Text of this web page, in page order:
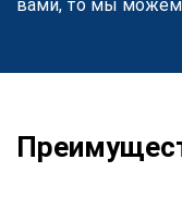
вами, то мы можем